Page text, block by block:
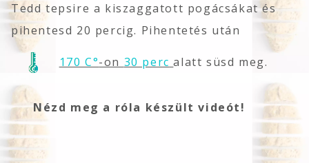
Tedd tepsire a kiszaggatott pogácsákat és
pihentesd 20 percig. Pihentetés után
170 C°-on 30 perc alatt süsd meg.
Nézd meg a róla készült videót!